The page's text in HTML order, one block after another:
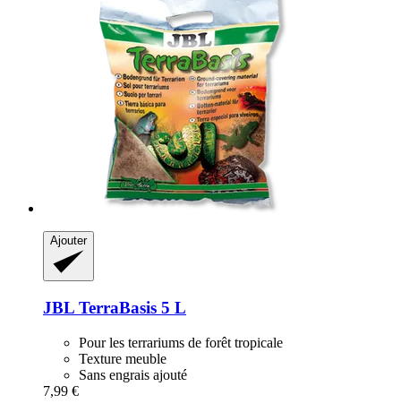
Ajouter
JBL TerraBasis 5 L
Pour les terrariums de forêt tropicale
Texture meuble
Sans engrais ajouté
7,99 €